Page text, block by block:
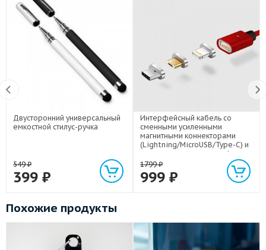
Двусторонний универсальный
емкостной стилус-ручка
549₽
399 ₽
Интерфейсный кабель со
сменными усиленными
магнитными коннекторами
(Lightning/MicroUSB/Type-C) и
световым индикатором 1м
1799₽
999 ₽
Похожие продукты